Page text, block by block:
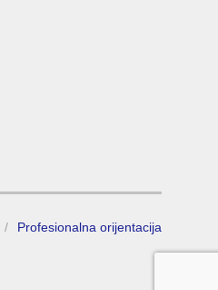
Profesionalna orijentacija